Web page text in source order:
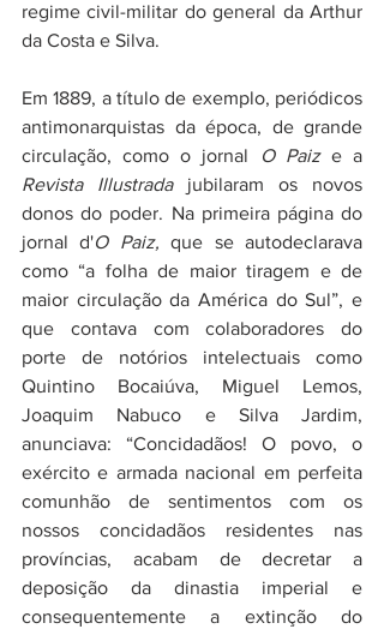
regime civil-militar do general da Arthur
da Costa e Silva.
Em 1889, a título de exemplo, periódicos
antimonarquistas da época, de grande
circulação, como o jornal
O Paiz
Revista Illustrada jubilaram os novos
donos do poder. Na primeira página do
jornal d'O Paiz, que se autodeclarava
como “a folha de maior tiragem e de
maior circulação da América do Sul”, e
que contava com colaboradores do
porte de notórios intelectuais como
Quintino Bocaiúva, Miguel Lemos,
Joaquim Nabuco e Silva Jardim,
anunciava: “Concidadãos! O povo, o
exército e armada nacional em perfeita
comunhão de sentimentos com os
nossos concidadãos residentes nas
províncias, acabam de decretar a
deposição da dinastia imperial e
consequentemente a extinção do